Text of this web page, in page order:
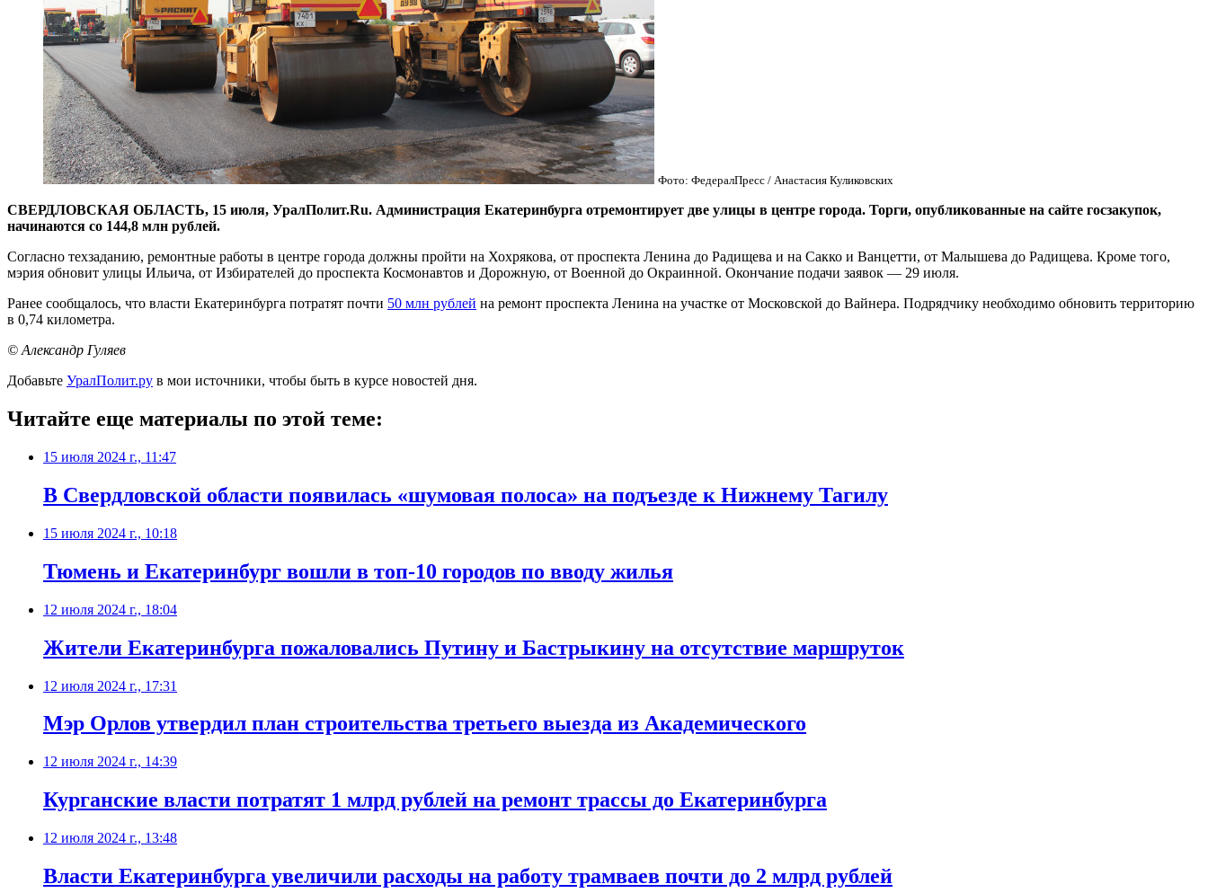
Фото: ФедералПресс / Анастасия Куликовских
СВЕРДЛОВСКАЯ ОБЛАСТЬ, 15 июля, УралПолит.Ru. Администрация Екатеринбурга отремонтирует две улицы в центре города. Торги, опубликованные на сайте госзакупок,
начинаются со 144,8 млн рублей.
Согласно техзаданию, ремонтные работы в центре города должны пройти на Хохрякова, от проспекта Ленина до Радищева и на Сакко и Ванцетти, от Малышева до Радищева. Кроме того,
мэрия обновит улицы Ильича, от Избирателей до проспекта Космонавтов и Дорожную, от Военной до Окраинной. Окончание подачи заявок — 29 июля.
Ранее сообщалось, что власти Екатеринбурга потратят почти 50 млн рублей на ремонт проспекта Ленина на участке от Московской до Вайнера. Подрядчику необходимо обновить территорию
в 0,74 километра.
© Александр Гуляев
Добавьте УралПолит.ру в мои источники, чтобы быть в курсе новостей дня.
Читайте еще материалы по этой теме:
15 июля 2024 г., 11:47
В Свердловской области появилась «шумовая полоса» на подъезде к Нижнему Тагилу
15 июля 2024 г., 10:18
Тюмень и Екатеринбург вошли в топ-10 городов по вводу жилья
12 июля 2024 г., 18:04
Жители Екатеринбурга пожаловались Путину и Бастрыкину на отсутствие маршруток
12 июля 2024 г., 17:31
Мэр Орлов утвердил план строительства третьего выезда из Академического
12 июля 2024 г., 14:39
Курганские власти потратят 1 млрд рублей на ремонт трассы до Екатеринбурга
12 июля 2024 г., 13:48
Власти Екатеринбурга увеличили расходы на работу трамваев почти до 2 млрд рублей